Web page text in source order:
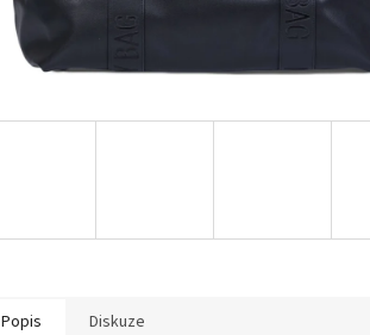
Popis Diskuze